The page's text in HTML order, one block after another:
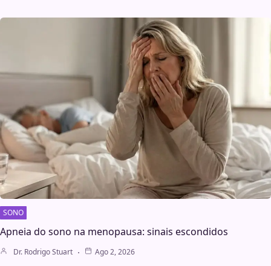
SONO
Apneia do sono na menopausa: sinais escondidos
Dr. Rodrigo Stuart Ago 2, 2026